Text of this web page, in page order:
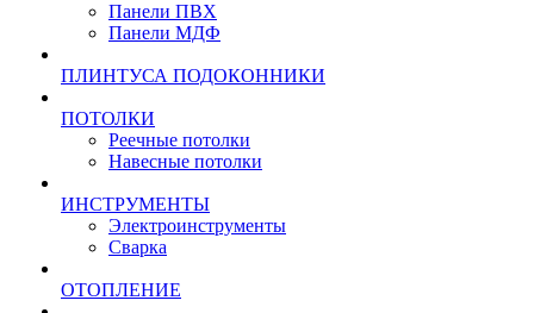
Панели ПВХ
Панели МДФ
ПЛИНТУСА ПОДОКОННИКИ
ПОТОЛКИ
Реечные потолки
Навесные потолки
ИНСТРУМЕНТЫ
Электроинструменты
Сварка
ОТОПЛЕНИЕ